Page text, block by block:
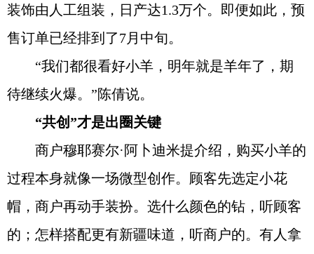
装饰由人工组装，日产达1.3万个。即便如此，预
售订单已经排到了7月中旬。
“我们都很看好小羊，明年就是羊年了，期
待继续火爆。”陈倩说。
“共创”才是出圈关键
商户穆耶赛尔·阿卜迪米提介绍，购买小羊的
过程本身就像一场微型创作。顾客先选定小花
帽，商户再动手装扮。选什么颜色的钻，听顾客
的；怎样搭配更有新疆味道，听商户的。有人拿